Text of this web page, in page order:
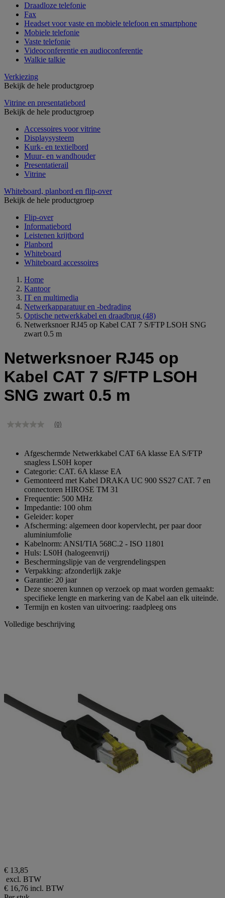
Draadloze telefonie
Fax
Headset voor vaste en mobiele telefoon en smartphone
Mobiele telefonie
Vaste telefonie
Videoconferentie en audioconferentie
Walkie talkie
Verkiezing
Bekijk de hele productgroep
Vitrine en presentatiebord
Bekijk de hele productgroep
Accessoires voor vitrine
Displaysysteem
Kurk- en textielbord
Muur- en wandhouder
Presentatierail
Vitrine
Whiteboard, planbord en flip-over
Bekijk de hele productgroep
Flip-over
Informatiebord
Leistenen krijtbord
Planbord
Whiteboard
Whiteboard accessoires
Home
Kantoor
IT en multimedia
Netwerkapparatuur en -bedrading
Optische netwerkkabel en draadbrug (48)
Netwerksnoer RJ45 op Kabel CAT 7 S/FTP LSOH SNG
zwart 0.5 m
Netwerksnoer RJ45 op
Kabel CAT 7 S/FTP LSOH
SNG zwart 0.5 m
Geen
paginalink.
(0)
Afgeschermde Netwerkkabel CAT 6A klasse EA S/FTP
snagless LS0H koper
Categorie: CAT. 6A klasse EA
Gemonteerd met Kabel DRAKA UC 900 SS27 CAT. 7 en
connectoren HIROSE TM 31
Frequentie: 500 MHz
Impedantie: 100 ohm
Geleider: koper
Afscherming: algemeen door kopervlecht, per paar door
aluminiumfolie
Kabelnorm: ANSI/TIA 568C.2 - ISO 11801
Huls: LS0H (halogeenvrij)
Beschermingslipje van de vergrendelingspen
Verpakking: afzonderlijk zakje
Garantie: 20 jaar
Deze snoeren kunnen op verzoek op maat worden gemaakt:
specifieke lengte en markering van de Kabel aan elk uiteinde.
Termijn en kosten van uitvoering: raadpleeg ons
Volledige beschrijving
€ 13,85
excl. BTW
€ 16,76 incl. BTW